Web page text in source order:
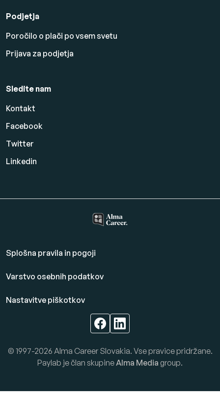
Podjetja
Poročilo o plači po vsem svetu
Prijava za podjetja
Sledite nam
Kontakt
Facebook
Twitter
Linkedin
Splošna pravila in pogoji
Varstvo osebnih podatkov
Nastavitve piškotkov
© 1997-2026 Alma Career Slovakia. Vse pravice pridržane.
Paylab je član skupine Alma Media group.